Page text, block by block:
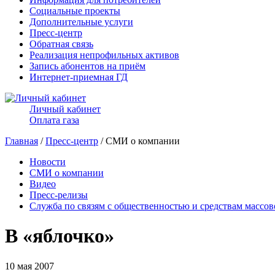
Социальные проекты
Дополнительные услуги
Пресс-центр
Обратная связь
Реализация непрофильных активов
Запись абонентов на приём
Интернет-приемная ГД
Личный кабинет
Оплата газа
Главная /Пресс-центр / СМИ о компании
Новости
СМИ о компании
Видео
Пресс-релизы
Служба по связям с общественностью и средствам
В «яблочко»
10 мая 2007